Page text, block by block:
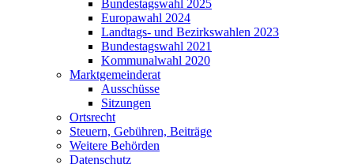
Bundestagswahl 2025
Europawahl 2024
Landtags- und Bezirkswahlen 2023
Bundestagswahl 2021
Kommunalwahl 2020
Marktgemeinderat
Ausschüsse
Sitzungen
Ortsrecht
Steuern, Gebühren, Beiträge
Weitere Behörden
Datenschutz